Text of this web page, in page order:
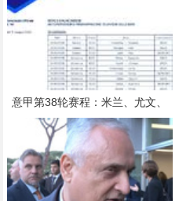
意甲第38轮赛程：米兰、尤文、
罗马、科莫的比赛将在5月25日0
2:45开球